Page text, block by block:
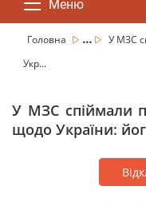
Меню
Головна ...
У МЗС
Укр...
У МЗС спіймали
щодо України: